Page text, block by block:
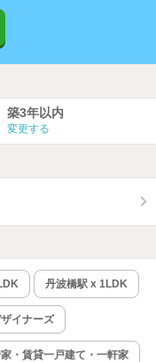
築3年以内
変更する
丹波橋駅 x 1LDK
イナーズ
・賃貸一戸建て・一軒家